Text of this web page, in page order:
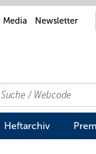
Media Newsletter
Search
Suchen
Heftarchiv